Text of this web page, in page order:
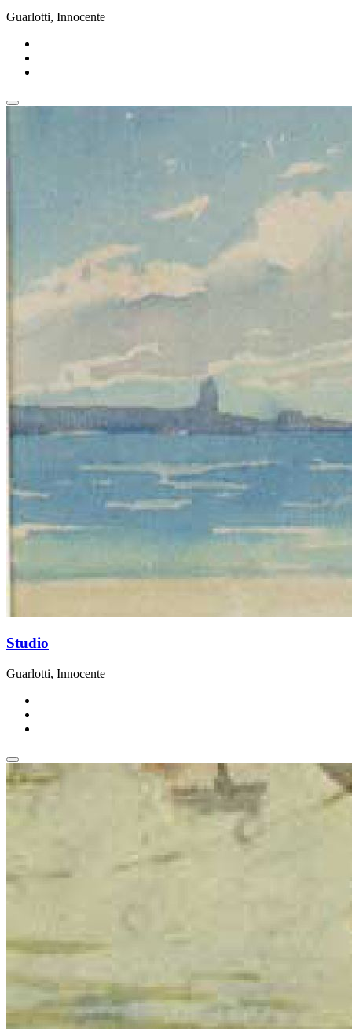
Guarlotti, Innocente
Studio
Guarlotti, Innocente